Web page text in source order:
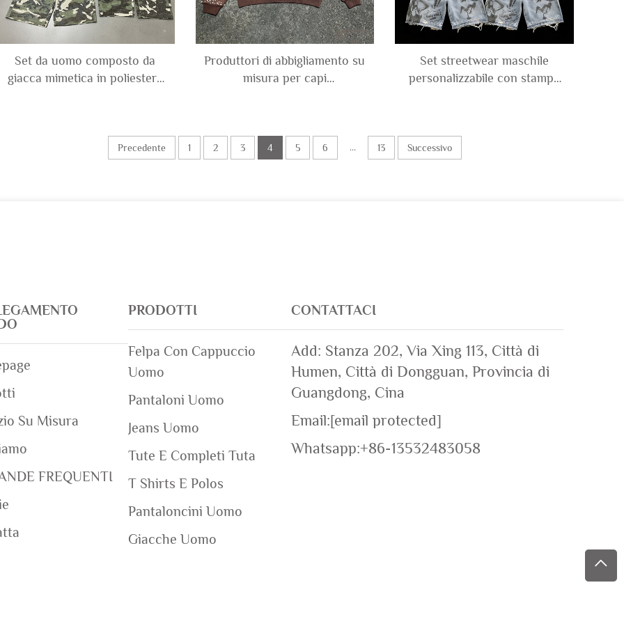
Set da uomo composto da
giacca mimetica in poliestere
Produttori di abbigliamento su
misura per capi
perle e strass, felpa con
Set streetwear maschile
personalizzabile con stampa
grafica, abbinata a
Precedente 1 2 3 4 5 6 ... 13 Successivo
Su Misura
FREQUENTI
PRODOTTI
Felpa Con Cappuccio
Uomo
Pantaloni Uomo
Jeans Uomo
Tute E Completi Tuta
T Shirts E Polos
Pantaloncini Uomo
Giacche Uomo
CONTATTACI
Add: Stanza 202, Via Xing 113, Città di
Humen, Città di Dongguan, Provincia di
Guangdong, Cina
Email:[email protected]
Whatsapp:+86-13532483058